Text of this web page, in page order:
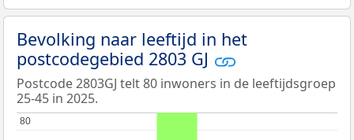
Bevolking naar leeftijd in het
postcodegebied 2803 GJ
Postcode 2803GJ telt 80 inwoners in de leeftijdsgroep
25-45 in 2025.
80
80